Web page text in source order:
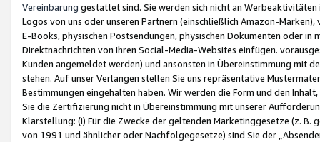
Vereinbarung gestattet sind. Sie werden sich nicht an
Logos von uns oder unseren Partnern (einschließlich Amazon-
E-Books, physischen Postsendungen, physischen Dokumenten oder in
Direktnachrichten von Ihren Social-Media-Websites einfügen.
Kunden angemeldet werden) und ansonsten in Übereinstimmung mit
stehen. Auf unser Verlangen stellen Sie uns repräsentative
Bestimmungen eingehalten haben. Wir werden die Form und den
Sie die Zertifizierung nicht in Übereinstimmung mit unserer
Klarstellung: (i) Für die Zwecke der geltenden Marketinggesetze (z. B.
von 1991 und ähnlicher oder Nachfolgegesetze) sind Sie der